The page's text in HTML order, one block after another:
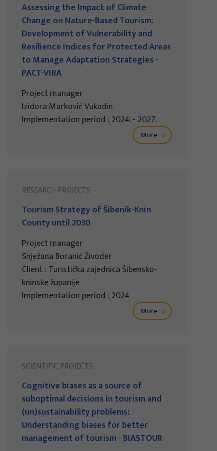
Assessing the Impact of Climate
Change on Nature-Based Tourism:
Development of Vulnerability and
Resilience Indices for Protected Areas
to Manage Adaptation Strategies -
PACT-VIRA
Project manager
Izidora Marković Vukadin
Implementation period : 2024. - 2027.
More
RESEARCH PROJECTS
Tourism Strategy of Šibenik-Knin
County until 2030
Project manager
Snježana Boranić Živoder
Client : Turistička zajednica Šibensko-
kninske županije
Implementation period : 2024
More
SCIENTIFIC PROJECTS
Cognitive biases as a source of
suboptimal decisions in tourism and
(un)sustainability problems:
Understanding biases for better
management of tourism - BIASTOUR